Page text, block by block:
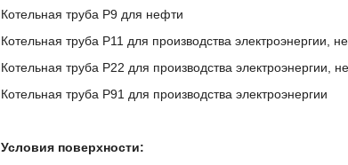
Котельная труба P9 для нефти
Котельная труба P11 для производства электроэнергии,
Котельная труба P22 для производства электроэнергии,
Котельная труба P91 для производства электроэнергии
Условия поверхности: